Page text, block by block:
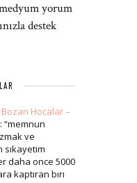
yorum
destek
Hocalar –
: “memnun
ve
sıkayetim
daha once 5000
kaptıran bırı